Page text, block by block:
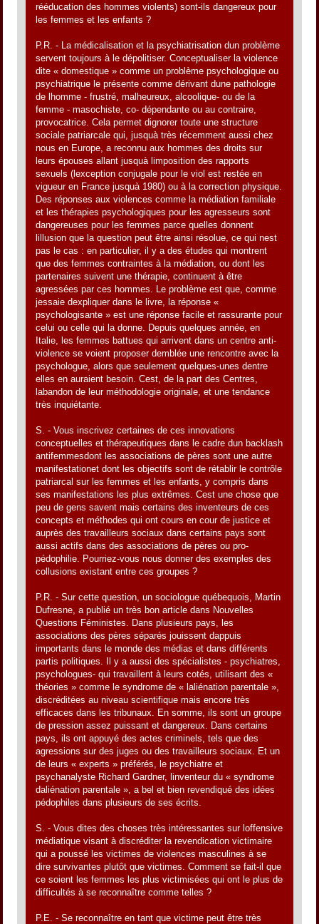
rééducation des hommes violents) sont-ils dangereux pour
les femmes et les enfants ?
P.R. - La médicalisation et la psychiatrisation dun problème
servent toujours à le dépolitiser. Conceptualiser la violence
dite « domestique » comme un problème psychologique ou
psychiatrique le présente comme dérivant dune pathologie
de lhomme - frustré, malheureux, alcoolique- ou de la
femme - masochiste, co- dépendante ou au contraire,
provocatrice. Cela permet dignorer toute une structure
sociale patriarcale qui, jusquà très récemment aussi chez
nous en Europe, a reconnu aux hommes des droits sur
leurs épouses allant jusquà limposition des rapports
sexuels (lexception conjugale pour le viol est restée en
vigueur en France jusquà 1980) ou à la correction physique.
Des réponses aux violences comme la médiation familiale
et les thérapies psychologiques pour les agresseurs sont
dangereuses pour les femmes parce quelles donnent
lillusion que la question peut être ainsi résolue, ce qui nest
pas le cas : en particulier, il y a des études qui montrent
que des femmes contraintes à la médiation, ou dont les
partenaires suivent une thérapie, continuent à être
agressées par ces hommes. Le problème est que, comme
jessaie dexpliquer dans le livre, la réponse «
psychologisante » est une réponse facile et rassurante pour
celui ou celle qui la donne. Depuis quelques année, en
Italie, les femmes battues qui arrivent dans un centre anti-
violence se voient proposer demblée une rencontre avec la
psychologue, alors que seulement quelques-unes dentre
elles en auraient besoin. Cest, de la part des Centres,
labandon de leur méthodologie originale, et une tendance
très inquiétante.
S. - Vous inscrivez certaines de ces innovations
conceptuelles et thérapeutiques dans le cadre dun backlash
antifemmesdont les associations de pères sont une autre
manifestationet dont les objectifs sont de rétablir le contrôle
patriarcal sur les femmes et les enfants, y compris dans
ses manifestations les plus extrêmes. Cest une chose que
peu de gens savent mais certains des inventeurs de ces
concepts et méthodes qui ont cours en cour de justice et
auprès des travailleurs sociaux dans certains pays sont
aussi actifs dans des associations de pères ou pro-
pédophilie. Pourriez-vous nous donner des exemples des
collusions existant entre ces groupes ?
P.R. - Sur cette question, un sociologue québequois, Martin
Dufresne, a publié un très bon article dans Nouvelles
Questions Féministes. Dans plusieurs pays, les
associations des pères séparés jouissent dappuis
importants dans le monde des médias et dans différents
partis politiques. Il y a aussi des spécialistes - psychiatres,
psychologues- qui travaillent à leurs cotés, utilisant des «
théories » comme le syndrome de « laliénation parentale »,
discréditées au niveau scientifique mais encore très
efficaces dans les tribunaux. En somme, ils sont un groupe
de pression assez puissant et dangereux. Dans certains
pays, ils ont appuyé des actes criminels, tels que des
agressions sur des juges ou des travailleurs sociaux. Et un
de leurs « experts » préférés, le psychiatre et
psychanalyste Richard Gardner, linventeur du « syndrome
daliénation parentale », a bel et bien revendiqué des idées
pédophiles dans plusieurs de ses écrits.
S. - Vous dites des choses très intéressantes sur loffensive
médiatique visant à discréditer la revendication victimaire
qui a poussé les victimes de violences masculines à se
dire survivantes plutôt que victimes. Comment se fait-il que
ce soient les femmes les plus victimisées qui ont le plus de
difficultés à se reconnaître comme telles ?
P.E. - Se reconnaître en tant que victime peut être très